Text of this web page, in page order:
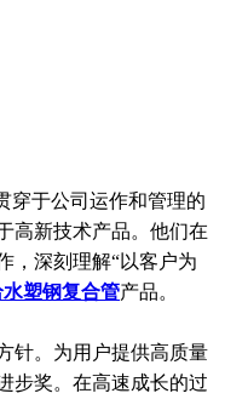
穿于公司运作和管理的
高新技术产品。他们在
，深刻理解“以客户为
水塑钢复合管产品。
针。为用户提供高质量
步奖。在高速成长的过